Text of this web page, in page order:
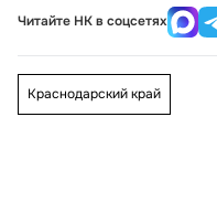
Читайте НК в соцсетях
Краснодарский край